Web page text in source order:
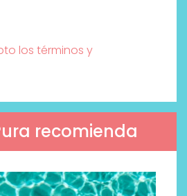
los términos y
recomienda